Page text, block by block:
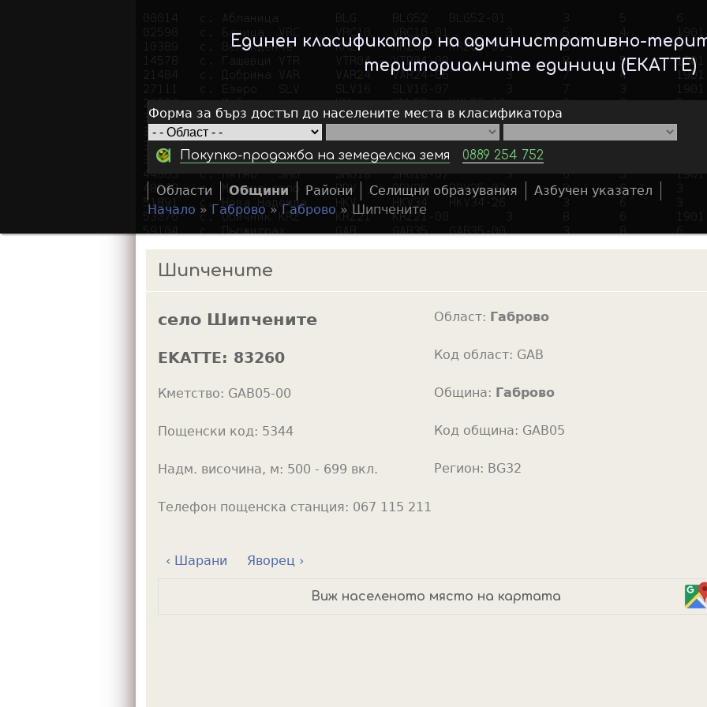
Skip
to
main
Единен класификатор на административно-
териториалните единици (ЕКАТТЕ)
Форма за бърз достъп до населените места в класификатора
Покупко-продажба на земеделска земя 0889 254 752
a
c
Области Общини Райони Селищни образувания Азбучен указател
o
Начало »Габрово » Габрово» Шипчените
Шипчените
село Шипчените
EKATTE: 83260
Кметство: GAB05-00
Пощенски код: 5344
Надм. височина, м: 500 - 699 вкл.
Област: Габрово
Код област: GAB
Община: Габрово
Код община: GAB05
Регион: BG32
Телефон пощенска станция: 067 115 211
‹ Шарани Яворец ›
Виж населеното място на картата